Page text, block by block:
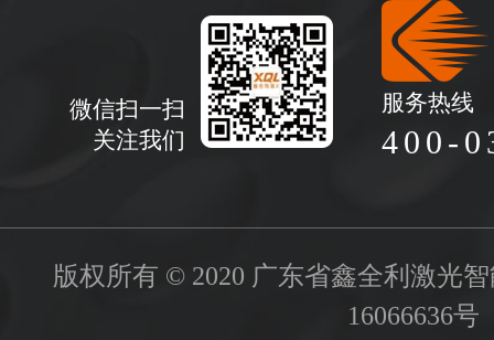
微信扫一扫
关注我们
服务热线
400-
版权所有 © 2020 广东省鑫全利激光
16066636号